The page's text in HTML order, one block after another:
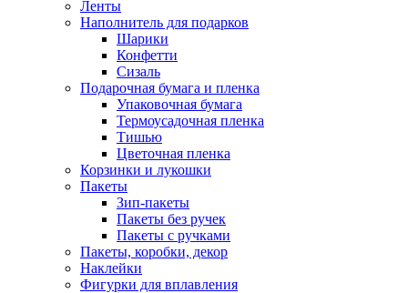
Ленты
Наполнитель для подарков
Шарики
Конфетти
Сизаль
Подарочная бумага и пленка
Упаковочная бумага
Термоусадочная пленка
Тишью
Цветочная пленка
Корзинки и лукошки
Пакеты
Зип-пакеты
Пакеты без ручек
Пакеты с ручками
Пакеты, коробки, декор
Наклейки
Фигурки для вплавления